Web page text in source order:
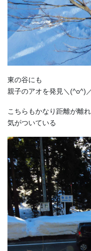
東の谷にも
親子のアオを発見＼(^o^)
こちらもかなり距離が離
気がついている